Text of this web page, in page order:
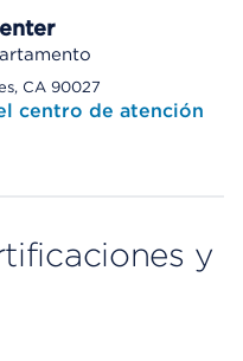
CA 90027
centro de atención
y